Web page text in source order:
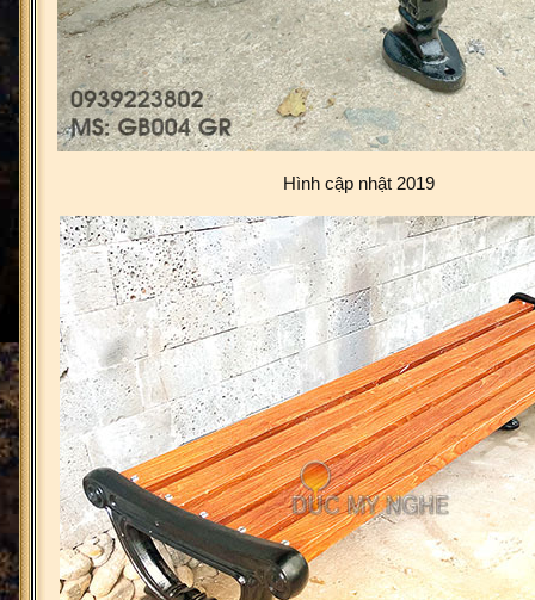
Hình cập nhật 2019